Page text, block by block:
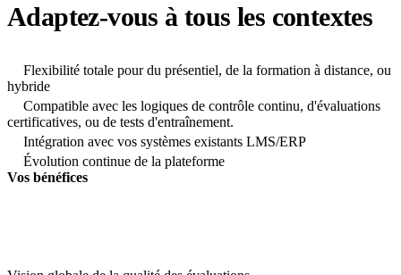
Adaptez-vous à tous les contextes
Flexibilité totale pour du présentiel, de la formation à distance, ou
hybride
Compatible avec les logiques de contrôle continu, d'évaluations
certificatives, ou de tests d'entraînement.
Intégration avec vos systèmes existants LMS/ERP
Évolution continue de la plateforme
Vos bénéfices